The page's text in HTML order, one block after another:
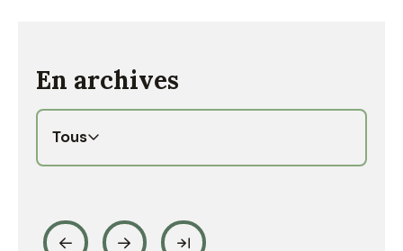
En archives
Tous
  